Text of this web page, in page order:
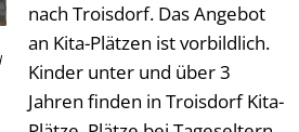
nach Troisdorf. Das Angebot
an Kita-Plätzen ist vorbildlich.
Kinder unter und über 3
Jahren finden in Troisdorf Kita-